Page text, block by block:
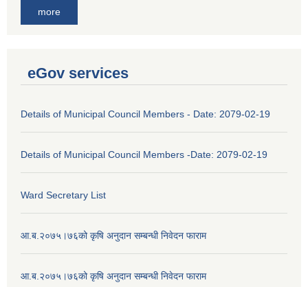
more
eGov services
Details of Municipal Council Members - Date: 2079-02-19
Details of Municipal Council Members -Date: 2079-02-19
Ward Secretary List
आ.ब.२०७५।७६को कृषि अनुदान सम्बन्धी निवेदन फाराम
आ.ब.२०७५।७६को कृषि अनुदान सम्बन्धी निवेदन फाराम